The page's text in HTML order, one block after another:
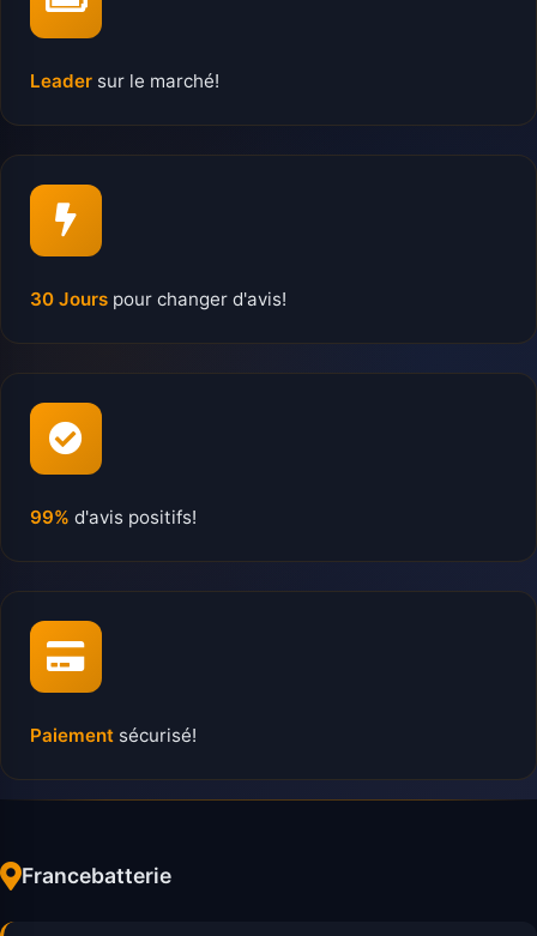
Leader sur le marché!
30 Jours pour changer d'avis!
99% d'avis positifs!
Paiement sécurisé!
Francebatterie